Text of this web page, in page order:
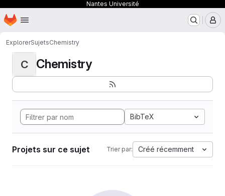
Nantes Université
Passer au contenu principal
Page d'accueil
ExplorerSujetsChemistry
C Chemistry
BibTeX
Projets sur ce sujet Trier par: Créé récemment